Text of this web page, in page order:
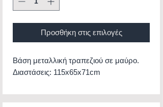
Προσθήκη στις επιλογές
Βάση μεταλλική τραπεζιού σε μαύρο.
Διαστάσεις: 115x65x71cm